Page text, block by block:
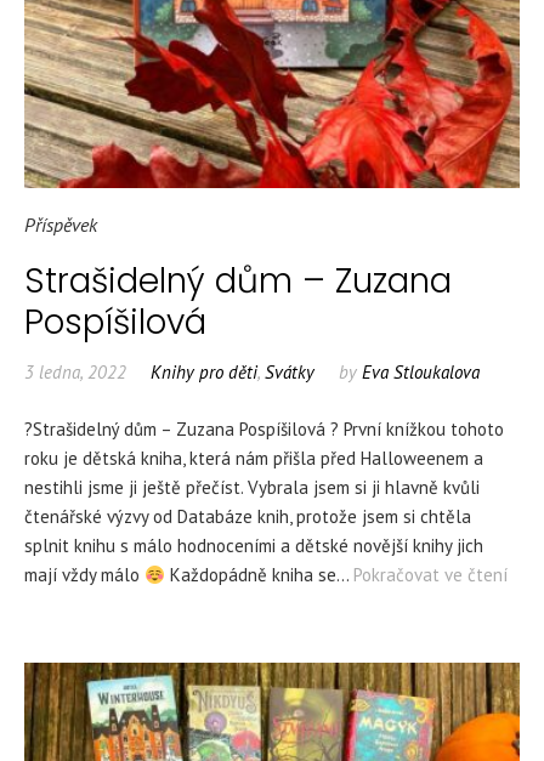
Příspěvek
Strašidelný dům – Zuzana
Pospíšilová
3 ledna, 2022 Knihy pro děti, Svátky by Eva Stloukalova
?Strašidelný dům – Zuzana Pospíšilová ? První knížkou tohoto
roku je dětská kniha, která nám přišla před Halloweenem a
nestihli jsme ji ještě přečíst. Vybrala jsem si ji hlavně kvůli
čtenářské výzvy od Databáze knih, protože jsem si chtěla
splnit knihu s málo hodnoceními a dětské novější knihy jich
mají vždy málo
Každopádně kniha se… Pokračovat ve čtení